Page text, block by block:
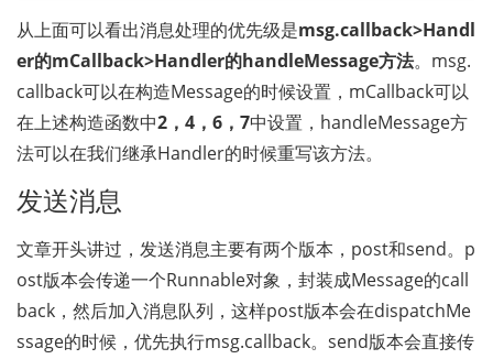
从上面可以看出消息处理的优先级是msg.callback>Handl
er的mCallback>Handler的handleMessage方法。msg.
callback可以在构造Message的时候设置，mCallback可以
在上述构造函数中2，4，6，7中设置，handleMessage方
法可以在我们继承Handler的时候重写该方法。
发送消息
文章开头讲过，发送消息主要有两个版本，post和send。p
ost版本会传递一个Runnable对象，封装成Message的call
back，然后加入消息队列，这样post版本会在dispatchMe
ssage的时候，优先执行msg.callback。send版本会直接传